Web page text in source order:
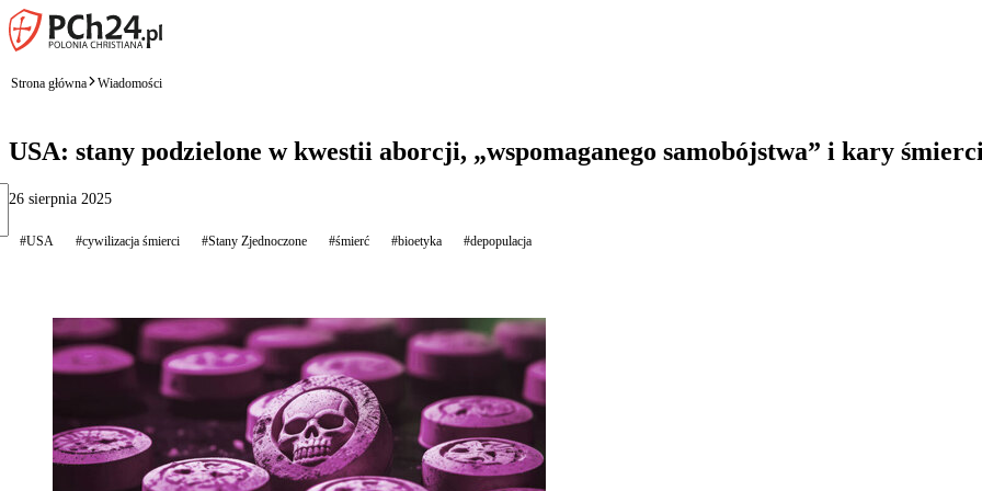
Strona główna Wiadomości
USA: stany podzielone w kwestii aborcji, „wspomaganego samobójstwa” i kary
26 sierpnia 2025
#USA #cywilizacja śmierci #Stany Zjednoczone #śmierć #bioetyka #depopulacja